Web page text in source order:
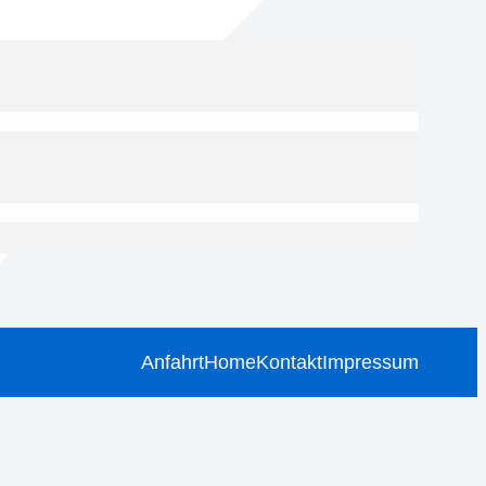
AnfahrtHomeKontaktImpressum